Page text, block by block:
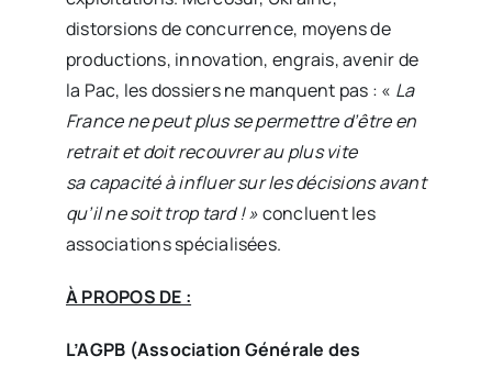
distorsions de concurrence, moyens de
productions, innovation, engrais, avenir de
la Pac, les dossiers ne manquent pas : « La
France ne peut plus se permettre d’être en
retrait et doit recouvrer au plus vite
sa capacité à influer sur les décisions avant
qu’il ne soit trop tard ! »concluent les
associations spécialisées.
À PROPOS DE :
L’AGPB (Association Générale des